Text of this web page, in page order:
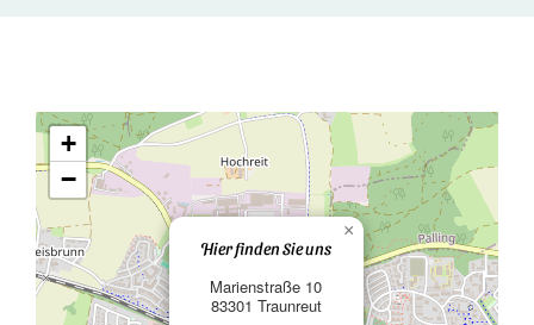
Hier finden Sie uns
Marienstraße 10
83301 Traunreut
×
+
−